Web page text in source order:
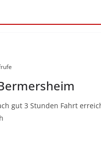
gut 3 Stunden Fahrt